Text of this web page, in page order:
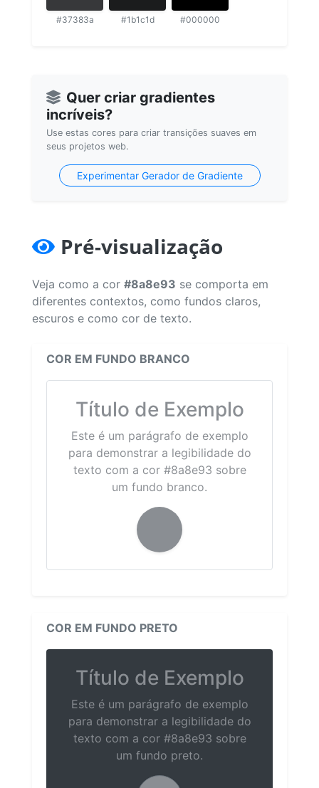
#37383a #1b1c1d #000000
Quer criar gradientes
incríveis?
Use estas cores para criar transições suaves em
seus projetos web.
Experimentar Gerador de Gradiente
Pré-visualização
Veja como a cor #8a8e93 se comporta em
diferentes contextos, como fundos claros,
escuros e como cor de texto.
COR EM FUNDO BRANCO
Título de Exemplo
Este é um parágrafo de exemplo
para demonstrar a legibilidade do
texto com a cor #8a8e93 sobre
um fundo branco.
COR EM FUNDO PRETO
Título de Exemplo
Este é um parágrafo de exemplo
para demonstrar a legibilidade do
texto com a cor #8a8e93 sobre
um fundo preto.